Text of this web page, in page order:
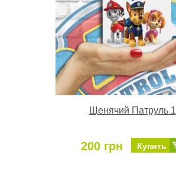
Щенячий Патруль 1
200 грн Купить